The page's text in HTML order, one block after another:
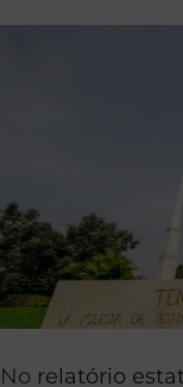
No relatório